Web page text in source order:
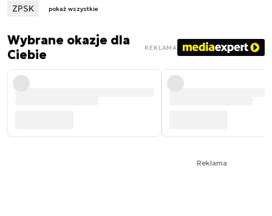
ZPSK
pokaż wszystkie
Wybrane okazje dla
Ciebie
REKLAMA
Reklama